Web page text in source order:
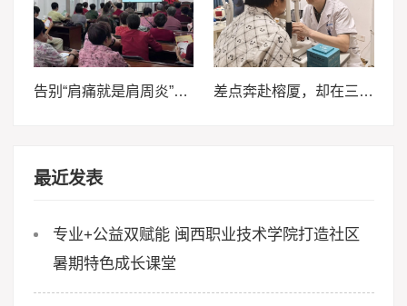
告别“肩痛就是肩周炎”误区 ——厦医学子为三社村村民送上肩颈健康“必修课” 差点奔赴榕厦，却在三明华厦找回清晰，一位患者在三明华厦的真实就诊手记
最近发表
专业+公益双赋能 闽西职业技术学院打造社区
暑期特色成长课堂